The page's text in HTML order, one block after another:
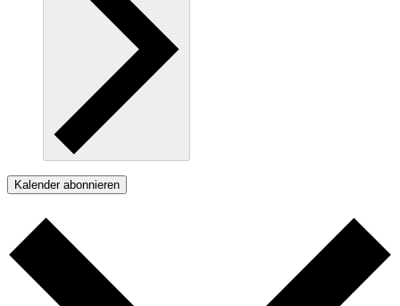
Kalender abonnieren